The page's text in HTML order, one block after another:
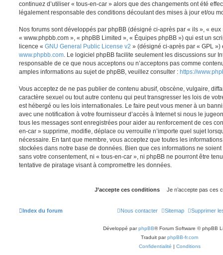
continuez d’utiliser « tous-en-car » alors que des changements ont été
légalement responsable des conditions découlant des mises à jour et/ou
Nos forums sont développés par phpBB (désigné ci-après par « ils », «
« www.phpbb.com », « phpBB Limited », « Équipes phpBB ») qui est un
licence « GNU General Public License v2 » (désigné ci-après par « GPL
www.phpbb.com. Le logiciel phpBB facilite seulement les discussions sur
responsable de ce que nous acceptons ou n’acceptons pas comme
amples informations au sujet de phpBB, veuillez consulter : https://
Vous acceptez de ne pas publier de contenu abusif, obscène, vulgaire,
caractère sexuel ou tout autre contenu qui peut transgresser les lois de
est hébergé ou les lois internationales. Le faire peut vous mener à un
avec une notification à votre fournisseur d’accès à Internet si nous le
tous les messages sont enregistrées pour aider au renforcement de ces
en-car » supprime, modifie, déplace ou verrouille n’importe quel sujet
nécessaire. En tant que membre, vous acceptez que toutes les
stockées dans notre base de données. Bien que ces informations ne
sans votre consentement, ni « tous-en-car », ni phpBB ne pourront être
tentative de piratage visant à compromettre les données.
Index du forum Supprimer
Sitemap
Nous contacter
Développé parphpBB® Forum Software © phpBB
Traduit parphpBB-fr.com
Confidentialité | Conditions